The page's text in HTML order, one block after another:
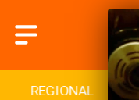
INTERNACIONAL